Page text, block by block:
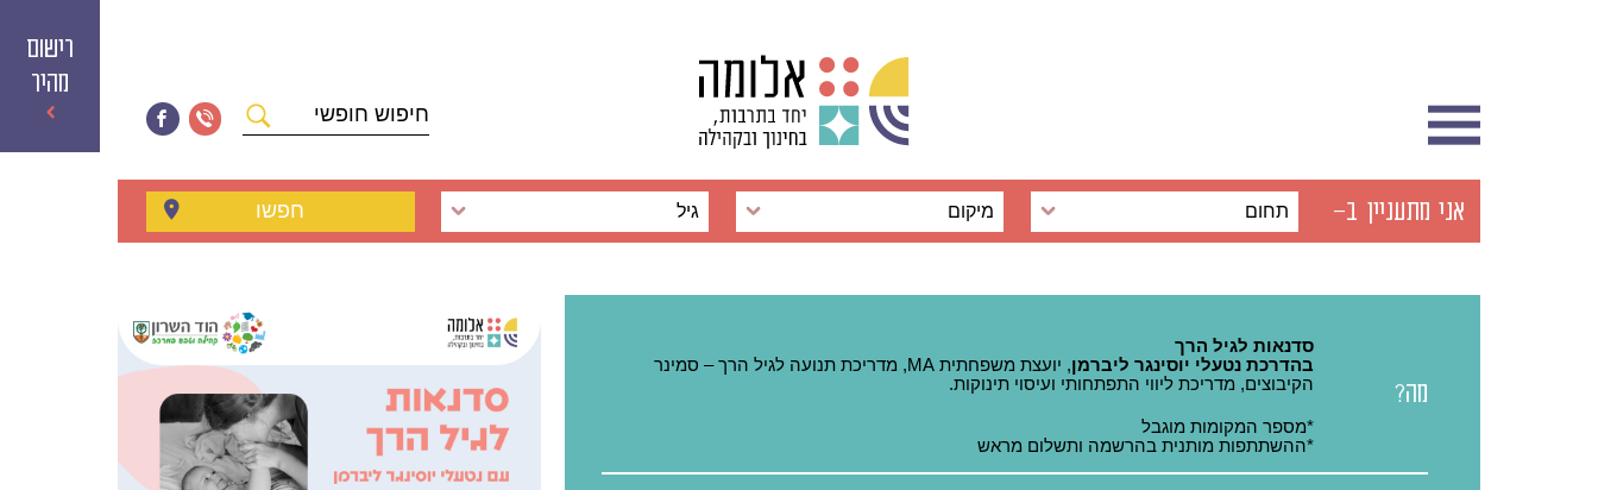
רישום
מהיר
חופשי
אני מתעניין ב- תחום מיקום גיל חפשו
מה?
סדנאות לגיל הרך
בהדרכת נטעלי יוסינגר ליברמן
, יועצת משפחתית MA, מדריכת תנועה לגיל הרך – סמינר
הקיבוצים, מדריכת ליווי התפתחותי ועיסוי תינוקות.
*מספר המקומות מוגבל
*ההשתתפות מותנית בהרשמה ותשלום מראש